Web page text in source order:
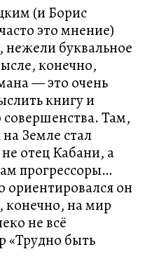
(и Борис
это мнение)
буквальное
конечно,
— это очень
книгу и
совершенства. Там,
Земле стал
отец Кабани, а
прогрессоры…
ориентировался он
конечно, на мир
не всё
«Трудно быть